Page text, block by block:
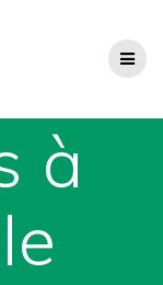
à